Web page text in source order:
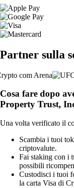
Partner sulla
Cosa fare dopo
Property Trust,
Una volta verificato il
Scambia i tuoi
criptovalute.
Fai staking con i
possibili
Custodisci i tuoi
la carta Visa di